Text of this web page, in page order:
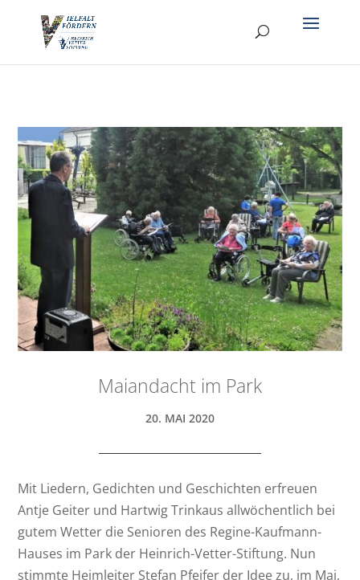
Maiandacht im Park
20. MAI 2020
Mit Liedern, Gedichten und Geschichten erfreuen
Antje Geiter und Hartwig Trinkaus allwöchentlich bei
gutem Wetter die Senioren des Regine-Kaufmann-
Hauses im Park der Heinrich-Vetter-Stiftung. Nun
stimmte Heimleiter Stefan Pfeifer der Idee zu, im Mai,